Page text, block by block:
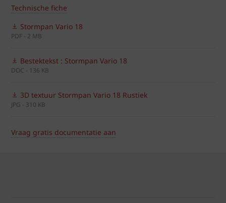
Technische fiche
Stormpan Vario 18
PDF - 2 MB
Bestektekst : Stormpan Vario 18
DOC - 136 KB
3D textuur Stormpan Vario 18 Rustiek
JPG - 310 KB
Vraag gratis documentatie aan